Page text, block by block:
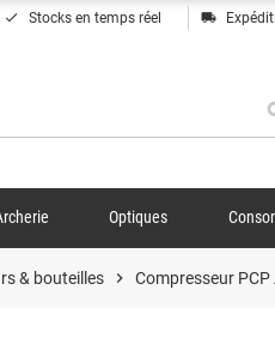
done Stocks en temps réel local_shipping
Optiques
& bouteilles chevron_right Compresseur PCP